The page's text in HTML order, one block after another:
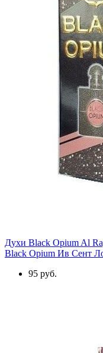
Духи Black Opium Al
Black Opium Ив Сент
95 руб.